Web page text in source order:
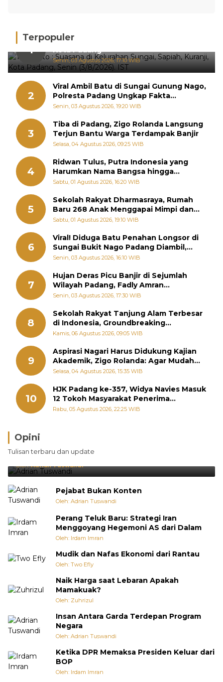
Terpopuler
1
Hujan Deras, 15 Titik Banjir Terdeteksi di
Kota Padang
Senin, 03 Agustus 2026, 17:10 WIB
2
Viral Ambil Batu di Sungai Gunung Nago,
Polresta Padang Ungkap Fakta
Sebenarnya
Senin, 03 Agustus 2026, 19:20 WIB
3
Tiba di Padang, Zigo Rolanda Langsung
Terjun Bantu Warga Terdampak Banjir
Selasa, 04 Agustus 2026, 09:25 WIB
4
Ridwan Tulus, Putra Indonesia yang
Harumkan Nama Bangsa hingga
Diabadikan dalam Buku Jepang
Sabtu, 01 Agustus 2026, 16:20 WIB
5
Sekolah Rakyat Dharmasraya, Rumah
Baru 268 Anak Menggapai Mimpi dan
Memutus Rantai Kemiskinan
Sabtu, 01 Agustus 2026, 19:10 WIB
6
Viral! Diduga Batu Penahan Longsor di
Sungai Bukit Nago Padang Diambil,
Warga Khawatir Bencana Terulang
Senin, 03 Agustus 2026, 16:10 WIB
7
Hujan Deras Picu Banjir di Sejumlah
Wilayah Padang, Fadly Amran
Perintahkan OPD Siaga
Senin, 03 Agustus 2026, 17:30 WIB
8
Sekolah Rakyat Tanjung Alam Terbesar
di Indonesia, Groundbreaking
September
Kamis, 06 Agustus 2026, 09:05 WIB
9
Aspirasi Nagari Harus Didukung Kajian
Akademik, Zigo Rolanda: Agar Mudah
Diperjuangkan di Kementerian
Selasa, 04 Agustus 2026, 15:35 WIB
10
HJK Padang ke-357, Widya Navies Masuk
12 Tokoh Masyarakat Penerima
Penghargaan Pemko Padang
Rabu, 05 Agustus 2026, 22:25 WIB
Opini
Tulisan terbaru dan update
Brasil Lebih Diunggulkan, tetapi Jepang Selalu
Punya Cara Membuat Kejutan
Oleh:Adrian Tuswandi
Pejabat Bukan Konten
Oleh: Adrian Tuswandi
Perang Teluk Baru: Strategi Iran
Menggoyang Hegemoni AS dari Dalam
Oleh: Irdam Imran
Mudik dan Nafas Ekonomi dari Rantau
Oleh: Two Efly
Naik Harga saat Lebaran Apakah
Mamakuak?
Oleh: Zuhrizul
Insan Antara Garda Terdepan Program
Negara
Oleh: Adrian Tuswandi
Ketika DPR Memaksa Presiden Keluar dari
BOP
Oleh: Irdam Imran